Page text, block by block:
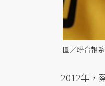
圖／聯合報
2012年，